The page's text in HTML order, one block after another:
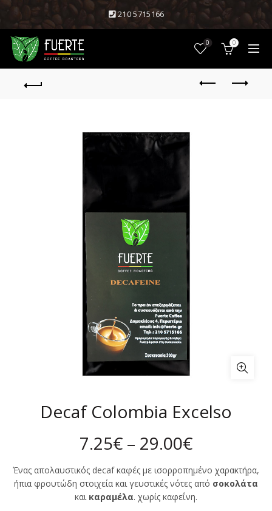
210 5715166
0 0
Decaf Colombia Excelso
7.25€ – 29.00€
Ένας απολαυστικός decaf καφές με ισορροπημένο χαρακτήρα,
ήπια φρουτώδη στοιχεία και γευστικές νότες από σοκολάτα
και καραμέλα. χωρίς καφεΐνη.